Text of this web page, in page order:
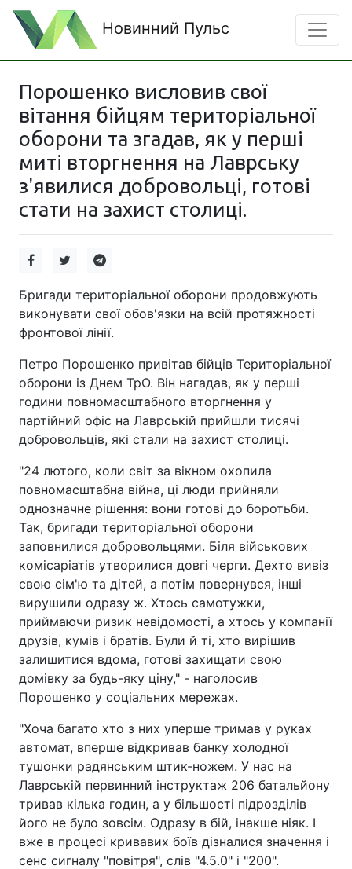
Новинний Пульс
Порошенко висловив свої
вітання бійцям територіальної
оборони та згадав, як у перші
миті вторгнення на Лаврську
з'явилися добровольці, готові
стати на захист столиці.
Бригади територіальної оборони продовжують
виконувати свої обов'язки на всій протяжності
фронтової лінії.
Петро Порошенко привітав бійців Територіальної
оборони із Днем ТрО. Він нагадав, як у перші
години повномасштабного вторгнення у
партійний офіс на Лаврській прийшли тисячі
добровольців, які стали на захист столиці.
"24 лютого, коли світ за вікном охопила
повномасштабна війна, ці люди прийняли
однозначне рішення: вони готові до боротьби.
Так, бригади територіальної оборони
заповнилися добровольцями. Біля військових
комісаріатів утворилися довгі черги. Дехто вивіз
свою сім'ю та дітей, а потім повернувся, інші
вирушили одразу ж. Хтось самотужки,
приймаючи ризик невідомості, а хтось у компанії
друзів, кумів і братів. Були й ті, хто вирішив
залишитися вдома, готові захищати свою
домівку за будь-яку ціну," - наголосив
Порошенко у соціальних мережах.
"Хоча багато хто з них уперше тримав у руках
автомат, вперше відкривав банку холодної
тушонки радянським штик-ножем. У нас на
Лаврській первинний інструктаж 206 батальйону
тривав кілька годин, а у більшості підрозділів
його не було зовсім. Одразу в бій, інакше ніяк. І
вже в процесі кривавих боїв дізналися значення і
сенс сигналу "повітря", слів "4.5.0" і "200".